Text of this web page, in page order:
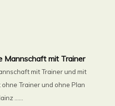
Mannschaft mit Trainer
mit Trainer und mit
Trainer und ohne Plan
......